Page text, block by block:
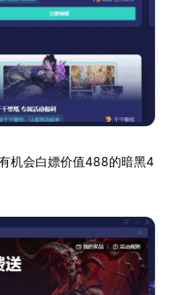
机会白嫖价值488的暗黑4